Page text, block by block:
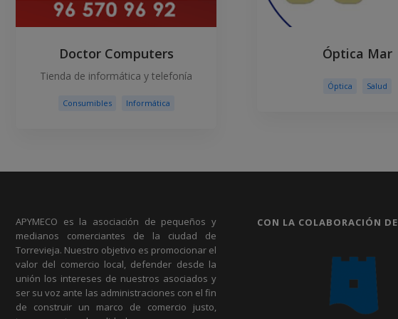
Doctor Computers
Tienda de informática y telefonía
Consumibles Informática
Óptica Mar
Óptica Salud
APYMECO es la asociación de pequeños y
medianos comerciantes de la ciudad de
Torrevieja. Nuestro objetivo es promocionar el
valor del comercio local, defender desde la
unión los intereses de nuestros asociados y
ser su voz ante las administraciones con el fin
de construir un marco de comercio justo,
CON LA COLABORACIÓN DE